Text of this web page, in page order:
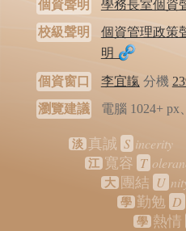
個資聲明
學務長室個資
校級聲明
個資管理政
明
個資窗口 李宜靝 分機
瀏覽建議
電腦 1024+ px
淡 真誠 S incerity
江 寬容 T
大 團結 U
學 勤勉 D
學 熱情